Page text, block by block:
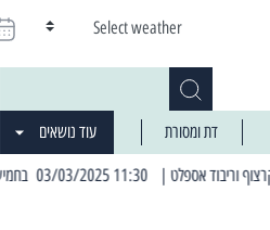
Select weather
דת ומסורת עוד נושאים
| 11:30 03/03/2025 בחמישי הקרוב: הרחובות בהם תהיה הפסקת חשמל יזומה